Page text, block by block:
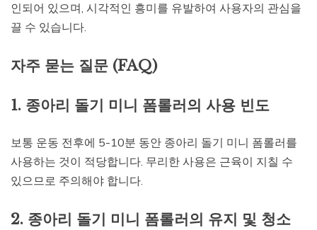
인되어 있으며, 시각적인 흥미를 유발하여 사용자의 관심을
끌 수 있습니다.
자주 묻는 질문 (FAQ)
1. 종아리 돌기 미니 폼롤러의 사용 빈도
보통 운동 전후에 5-10분 동안 종아리 돌기 미니 폼롤러를
사용하는 것이 적당합니다. 무리한 사용은 근육이 지칠 수
있으므로 주의해야 합니다.
2. 종아리 돌기 미니 폼롤러의 유지 및 청소